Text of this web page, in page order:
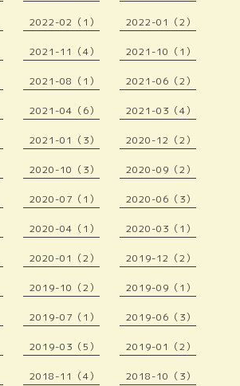
2022-02（1） 2022-01（2）
2021-11（4） 2021-10（1）
2021-08（1） 2021-06（2）
2021-04（6） 2021-03（4）
2021-01（3） 2020-12（2）
2020-10（3） 2020-09（2）
2020-07（1） 2020-06（3）
2020-04（1） 2020-03（1）
2020-01（2） 2019-12（2）
2019-10（2） 2019-09（1）
2019-07（1） 2019-06（3）
2019-03（5） 2019-01（2）
2018-11（4） 2018-10（3）